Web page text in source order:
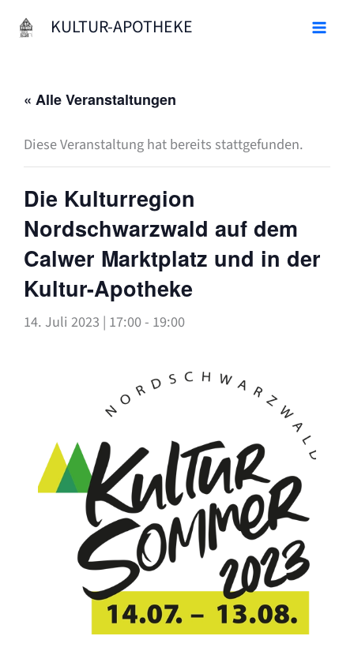
Inhalt
KULTUR-APOTHEKE
« Alle Veranstaltungen
Diese Veranstaltung hat bereits stattgefunden.
Die Kulturregion
Nordschwarzwald auf dem
Calwer Marktplatz und in der
Kultur-Apotheke
14. Juli 2023 | 17:00- 19:00